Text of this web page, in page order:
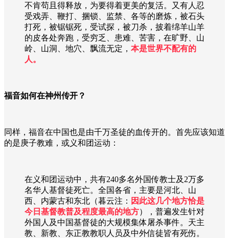
不肯苟且得释放，为要得着更美的复活。又有人忍
受戏弄、鞭打、捆锁、监禁、各等的磨炼，被石头
打死，被锯锯死，受试探，被刀杀，披着绵羊山羊
的皮各处奔跑，受穷乏、患难、苦害，在旷野、山
岭、山洞、地穴、飘流无定， 本是世界不配有的
人。
福音如何在神州传开？
同样，福音在中国也是由千万圣徒的血传开的。首先应该知道
的是庚子教难，或义和团运动：
在义和团运动中，共有240多名外国传教士及2万多
名华人基督徒死亡。全国各省，主要是河北、山
西、内蒙古和东北（暮云注： 因此这几个地方恰是
今日基督教普及程度最高的地方），普遍发生针对
外国人及中国基督徒的大规模集体屠杀事件。天主
教、新教、东正教教职人员及中外信徒皆有死伤。